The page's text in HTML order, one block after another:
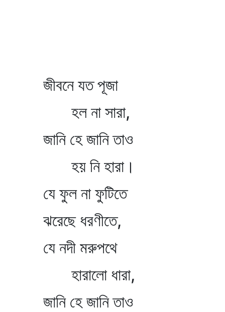
জীবনে যত পূজা
হল না সারা,
জানি হে জানি তাও
হয় নি হারা।
যে ফুল না ফুটিতে
ঝরেছে ধরণীতে,
যে নদী মরুপথে
হারালো ধারা,
জানি হে জানি তাও